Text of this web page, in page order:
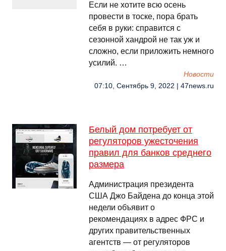
Если не хотите всю осень
провести в тоске, пора брать
себя в руки: справится с
сезонной хандрой не так уж и
сложно, если приложить немного
усилий. …
Новости
07:10, Сентябрь 9, 2022 | 47news.ru
Белый дом потребует от
регуляторов ужесточения
правил для банков среднего
размера
Администрация президента
США Джо Байдена до конца этой
недели объявит о
рекомендациях в адрес ФРС и
других правительственных
агентств — от регуляторов